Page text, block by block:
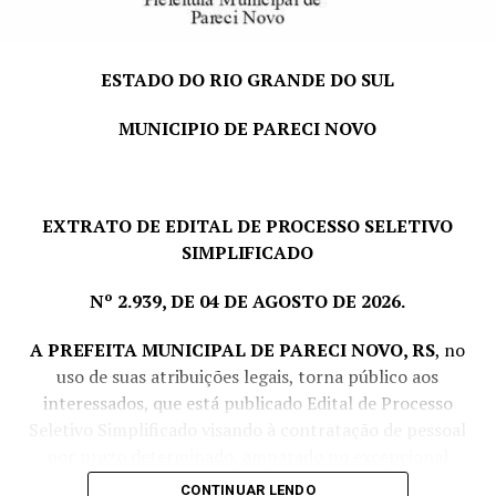
ESTADO DO RIO GRANDE DO SUL
MUNICIPIO DE PARECI NOVO
EXTRATO DE EDITAL DE PROCESSO SELETIVO
SIMPLIFICADO
Nº 2.939, DE 04 DE AGOSTO DE 2026.
A PREFEITA MUNICIPAL DE PARECI NOVO, RS, no
uso de suas atribuições legais, torna público aos
interessados, que está publicado Edital de Processo
interesse público, com fulcro no art. 37, IX da CF e Lei
CONTINUAR LENDO